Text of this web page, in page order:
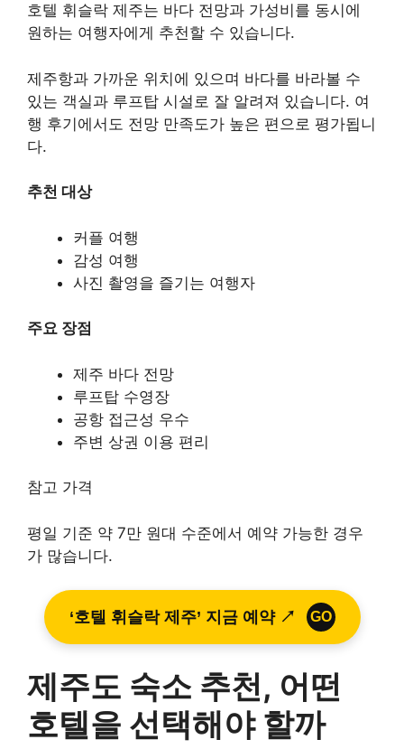
호텔 휘슬락 제주는 바다 전망과 가성비를 동시에
원하는 여행자에게 추천할 수 있습니다.
제주항과 가까운 위치에 있으며 바다를 바라볼 수
있는 객실과 루프탑 시설로 잘 알려져 있습니다. 여
행 후기에서도 전망 만족도가 높은 편으로 평가됩니
다.
추천 대상
커플 여행
감성 여행
사진 촬영을 즐기는 여행자
주요 장점
제주 바다 전망
루프탑 수영장
공항 접근성 우수
주변 상권 이용 편리
참고 가격
평일 기준 약 7만 원대 수준에서 예약 가능한 경우
가 많습니다.
‘호텔 휘슬락 제주’ 지금 예약 ↗ GO
제주도 숙소 추천, 어떤
호텔을 선택해야 할까